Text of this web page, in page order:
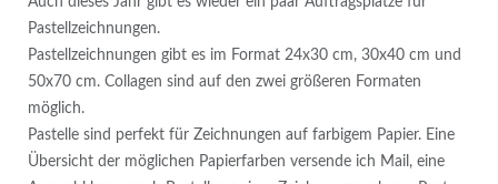
Pastellzeichnungen.
Pastellzeichnungen gibt es im Format 24x30 cm, 30x40 cm und
50x70 cm. Collagen sind auf den zwei größeren Formaten
möglich.
Pastelle sind perfekt für Zeichnungen auf farbigem Papier. Eine
Übersicht der möglichen Papierfarben versende ich Mail, eine